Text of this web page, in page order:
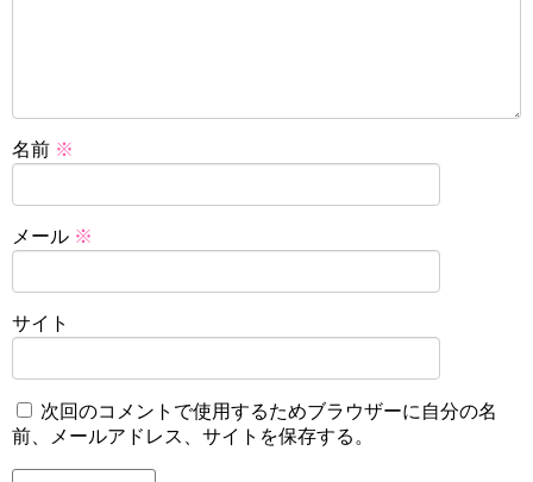
名前 ※
メール ※
サイト
次回のコメントで使用するためブラウザーに自分の名
前、メールアドレス、サイトを保存する。